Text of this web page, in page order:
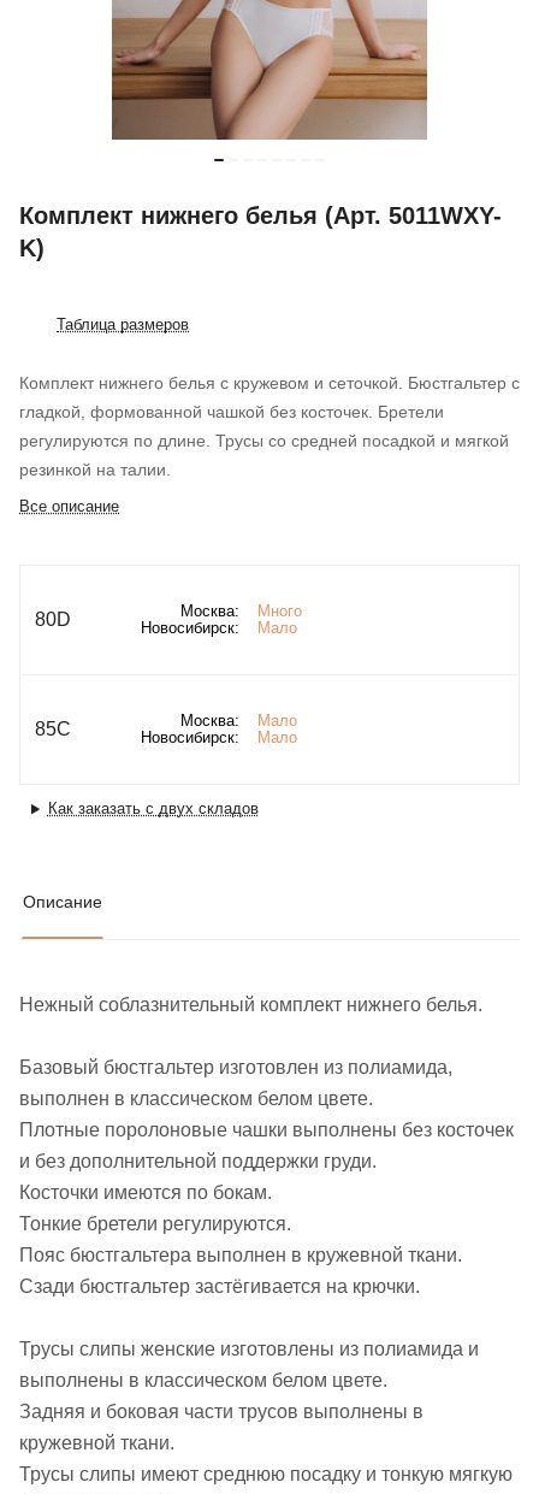
Комплект нижнего белья (Арт. 5011WXY-
K)
Таблица размеров
Комплект нижнего белья с кружевом и сеточкой. Бюстгальтер с
гладкой, формованной чашкой без косточек. Бретели
регулируются по длине. Трусы со средней посадкой и мягкой
резинкой на талии.
Все описание
80D Москва:
Много
Новосибирск:
Мало
85C Москва:
Мало
Новосибирск:
Мало
Как заказать с двух складов
Описание
Нежный соблазнительный комплект нижнего белья.
Базовый бюстгальтер изготовлен из полиамида,
выполнен в классическом белом цвете.
Плотные поролоновые чашки выполнены без косточек
и без дополнительной поддержки груди.
Косточки имеются по бокам.
Тонкие бретели регулируются.
Пояс бюстгальтера выполнен в кружевной ткани.
Сзади бюстгальтер застёгивается на крючки.
Трусы слипы женские изготовлены из полиамида и
выполнены в классическом белом цвете.
Задняя и боковая части трусов выполнены в
кружевной ткани.
Трусы слипы имеют среднюю посадку и тонкую мягкую